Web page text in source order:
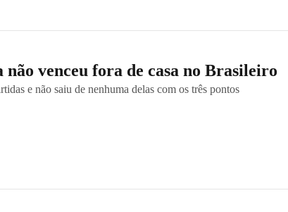
não venceu fora de casa no Brasileiro
e não saiu de nenhuma delas com os três pontos